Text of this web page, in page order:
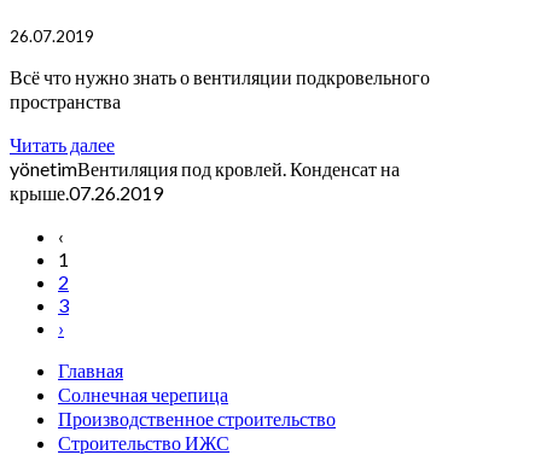
26.07.2019
Всё что нужно знать о вентиляции подкровельного
пространства
Читать далее
yönetimВентиляция под кровлей. Конденсат на
крыше.07.26.2019
‹
1
2
3
›
Главная
Солнечная черепица
Производственное строительство
Строительство ИЖС